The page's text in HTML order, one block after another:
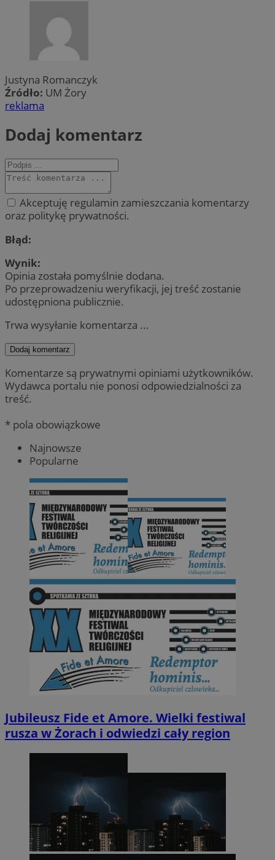
Justyna Romanczyk
Źródło: UM Żory
reklama
Dodaj komentarz
Akceptuję regulamin zamieszczania komentarzy
oraz politykę prywatności.
Błąd:
Wynik:
Opinia została pomyślnie dodana.
Po przeprowadzeniu weryfikacji, jej treść zostanie
udostępniona publicznie.
Trwa wysyłanie komentarza ...
Dodaj komentarz
Komentarze są prywatnymi opiniami użytkowników.
Wydawca portalu nie ponosi odpowiedzialności za
treść.
* pola obowiązkowe
Najnowsze
Popularne
Jubileusz Fide et Amore. Wielki festiwal
rusza w Żorach i odwiedzi cały region